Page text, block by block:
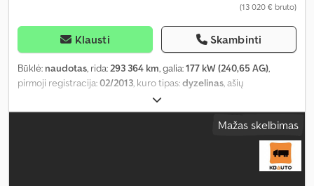
(13 020 € bruto)
Klausti Skambinti
Būklė: naudotas, rida: 293 364 km, galia:177 kW (240,65 AG),
pirmoji registracija:02/2013 , kuro tipas:dyzelinas , ašių
3 500 mm
tipas:automatinis, emisijos klasė:Euro 5, pakaba:plienas-oras,
2 550 mm, bendras
kompiuteris, centrinis užraktas, diferencialo užraktas, elektrinis
langų reguliavimas, elektriškai reguliuojamas veidrodis, kruizo
Mažas skelbimas